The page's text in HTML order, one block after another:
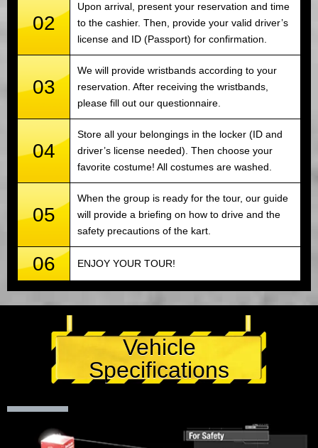
02
Upon arrival, present your reservation and time
to the cashier. Then, provide your valid driver’s
license and ID (Passport) for confirmation.
03
We will provide wristbands according to your
reservation. After receiving the wristbands,
please fill out our questionnaire.
04
Store all your belongings in the locker (ID and
driver’s license needed). Then choose your
favorite costume! All costumes are washed.
05
When the group is ready for the tour, our guide
will provide a briefing on how to drive and the
safety precautions of the kart.
06 ENJOY YOUR TOUR!
Vehicle
Specifications